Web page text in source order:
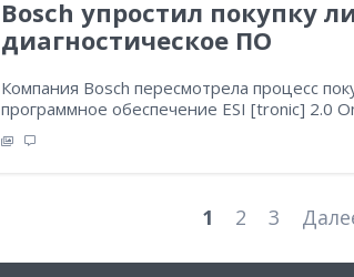
Bosch упростил покупку
диагностическое ПО
Компания Bosch пересмотрела процесс
программное обеспечение ESI [tronic] 2.0
1 2 3